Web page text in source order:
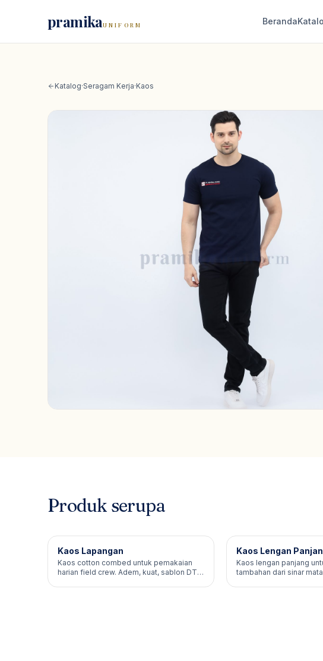
pramikaUNIFORM Beranda
Katalog·Seragam Kerja·Kaos
Produk serupa
Kaos Lapangan
Kaos cotton combed untuk pemakaian
harian field crew. Adem, kuat, sablon DTF
Kaos Lengan
Kaos lengan panjang
tambahan dari sinar